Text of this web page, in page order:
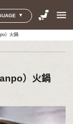
menu
）火鍋
）火鍋